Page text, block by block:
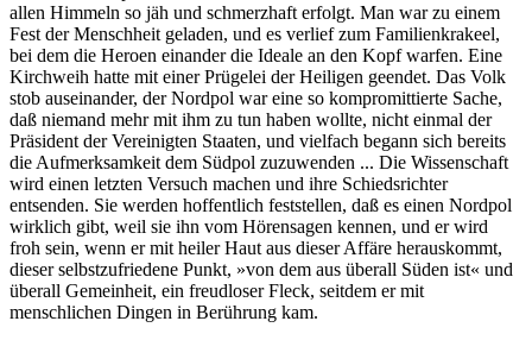
allen Himmeln so jäh und schmerzhaft erfolgt. Man war zu einem
Fest der Menschheit geladen, und es verlief zum Familienkrakeel,
bei dem die Heroen einander die Ideale an den Kopf warfen. Eine
Kirchweih hatte mit einer Prügelei der Heiligen geendet. Das Volk
stob auseinander, der Nordpol war eine so kompromittierte Sache,
daß niemand mehr mit ihm zu tun haben wollte, nicht einmal der
Präsident der Vereinigten Staaten, und vielfach begann sich bereits
die Aufmerksamkeit dem Südpol zuzuwenden ... Die Wissenschaft
wird einen letzten Versuch machen und ihre Schiedsrichter
entsenden. Sie werden hoffentlich feststellen, daß es einen Nordpol
wirklich gibt, weil sie ihn vom Hörensagen kennen, und er wird
froh sein, wenn er mit heiler Haut aus dieser Affäre herauskommt,
dieser selbstzufriedene Punkt, »von dem aus überall Süden ist« und
überall Gemeinheit, ein freudloser Fleck, seitdem er mit
menschlichen Dingen in Berührung kam.